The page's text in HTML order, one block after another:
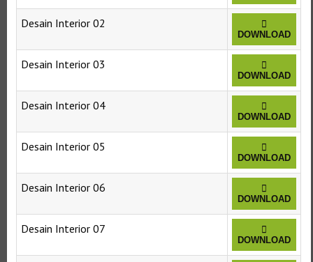
Desain Interior 02
DOWNLOAD
Desain Interior 03
DOWNLOAD
Desain Interior 04
DOWNLOAD
Desain Interior 05
DOWNLOAD
Desain Interior 06
DOWNLOAD
Desain Interior 07
DOWNLOAD